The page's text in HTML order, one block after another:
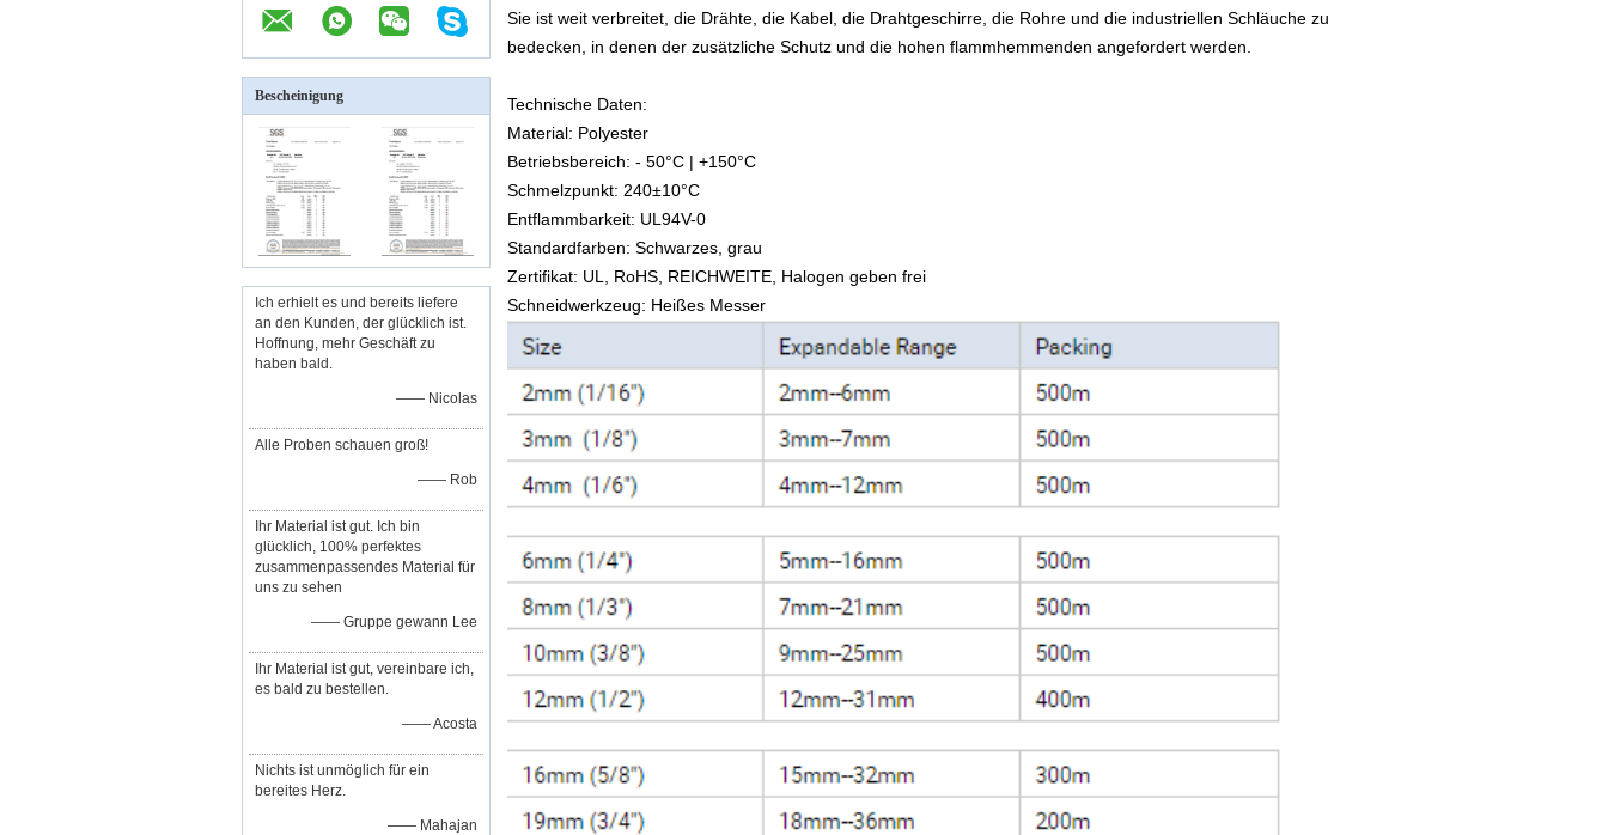
Bescheinigung
Ich erhielt es und bereits liefere
an den Kunden, der glücklich ist.
Hoffnung, mehr Geschäft zu
haben bald.
—— Nicolas
Alle Proben schauen groß!
—— Rob
Ihr Material ist gut. Ich bin
glücklich, 100% perfektes
zusammenpassendes Material für
uns zu sehen
—— Gruppe gewann Lee
Ihr Material ist gut, vereinbare ich,
es bald zu bestellen.
—— Acosta
Nichts ist unmöglich für ein
bereites Herz.
—— Mahajan
Sie ist weit verbreitet, die Drähte, die Kabel, die Drahtgeschirre, die Rohre und die industriellen Schläuche zu
bedecken, in denen der zusätzliche Schutz und die hohen flammhemmenden angefordert werden.
Technische Daten:
Material: Polyester
Betriebsbereich: - 50°C | +150°C
Schmelzpunkt: 240±10°C
Entflammbarkeit: UL94V-0
Standardfarben: Schwarzes, grau
Zertifikat: UL, RoHS, REICHWEITE, Halogen geben frei
Schneidwerkzeug: Heißes Messer